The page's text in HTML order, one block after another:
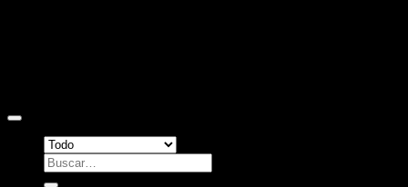
Buscar
por: